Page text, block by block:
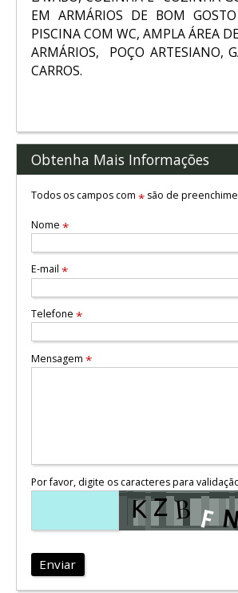
EM ARMÁRIOS DE BOM
PISCINA COM WC, AMPLA ÁREA
ARMÁRIOS, POÇO ARTESIANO,
CARROS.
Obtenha Mais Informações
Todos os campos com *são de
Nome *
E-mail *
Telefone *
Mensagem *
Por favor, digite os caracteres para
Enviar